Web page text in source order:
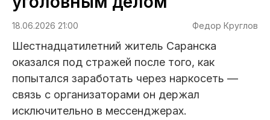
18.06.2026 21:00 Федор Круглов
Шестнадцатилетний житель Саранска
оказался под стражей после того, как
попытался заработать через наркосеть —
связь с организаторами он держал
исключительно в мессенджерах.